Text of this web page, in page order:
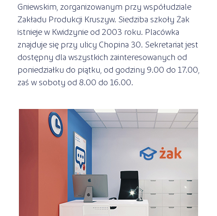
Gniewskim, zorganizowanym przy współudziale
Zakładu Produkcji Kruszyw. Siedziba szkoły Żak
istnieje w Kwidzynie od 2003 roku. Placówka
znajduje się przy ulicy Chopina 30. Sekretariat jest
dostępny dla wszystkich zainteresowanych od
poniedziałku do piątku, od godziny 9.00 do 17.00,
zaś w soboty od 8.00 do 16.00.